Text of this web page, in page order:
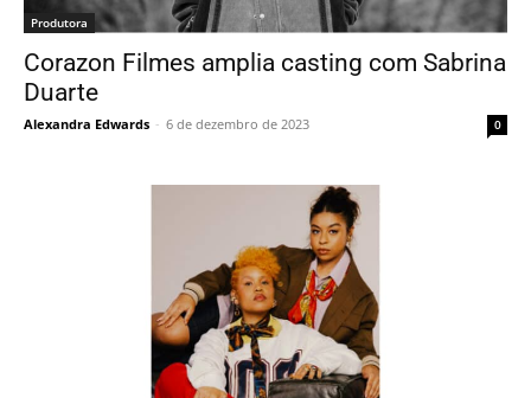
Produtora
Corazon Filmes amplia casting com Sabrina
Duarte
Alexandra Edwards - 6 de dezembro de 2023 0